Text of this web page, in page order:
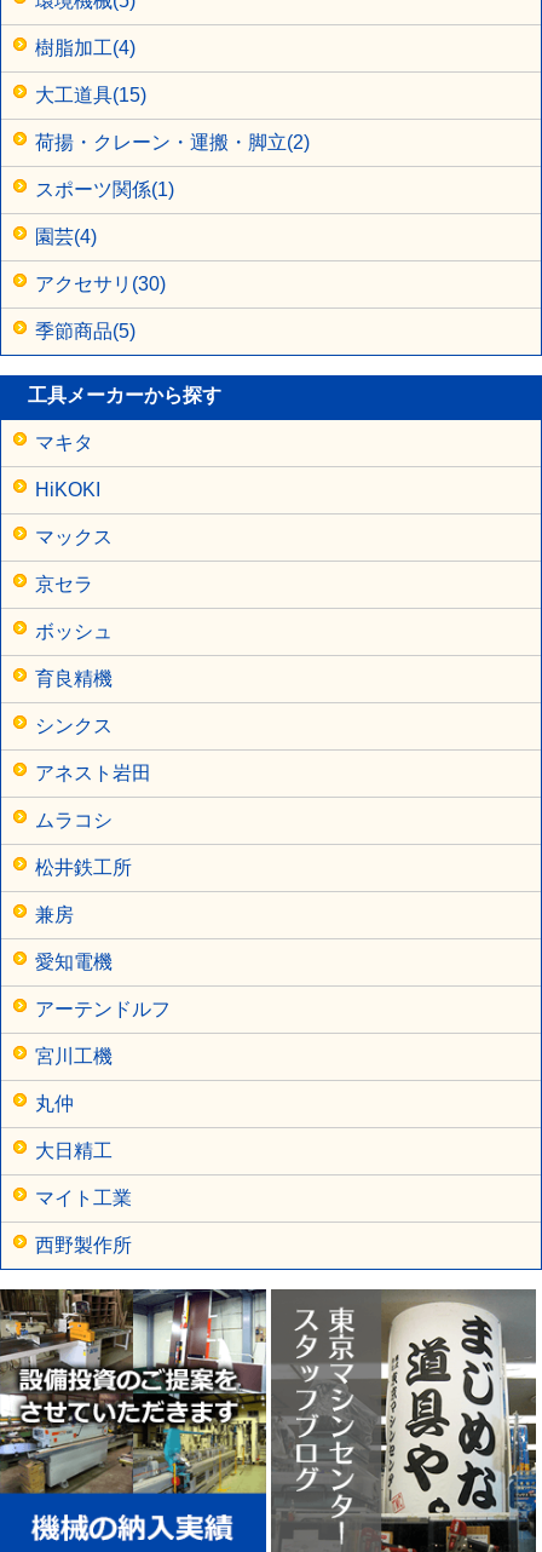
樹脂加工(4)
大工道具(15)
荷揚・クレーン・運搬・脚立(2)
スポーツ関係(1)
園芸(4)
アクセサリ(30)
季節商品(5)
工具メーカーから探す
マキタ
HiKOKI
マックス
京セラ
ボッシュ
育良精機
シンクス
アネスト岩田
ムラコシ
松井鉄工所
兼房
愛知電機
アーテンドルフ
宮川工機
丸仲
大日精工
マイト工業
西野製作所